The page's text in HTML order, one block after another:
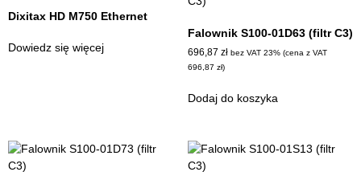
Dixitax HD M750 Ethernet
Dowiedz się więcej
Falownik S100-01D63 (filtr C3)
696,87 zł bez VAT 23% (cena z VAT
696,87 zł)
Dodaj do koszyka